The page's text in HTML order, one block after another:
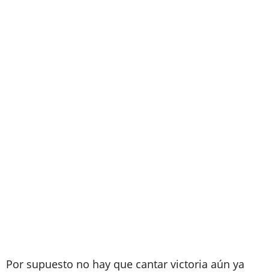
Por supuesto no hay que cantar victoria aún ya